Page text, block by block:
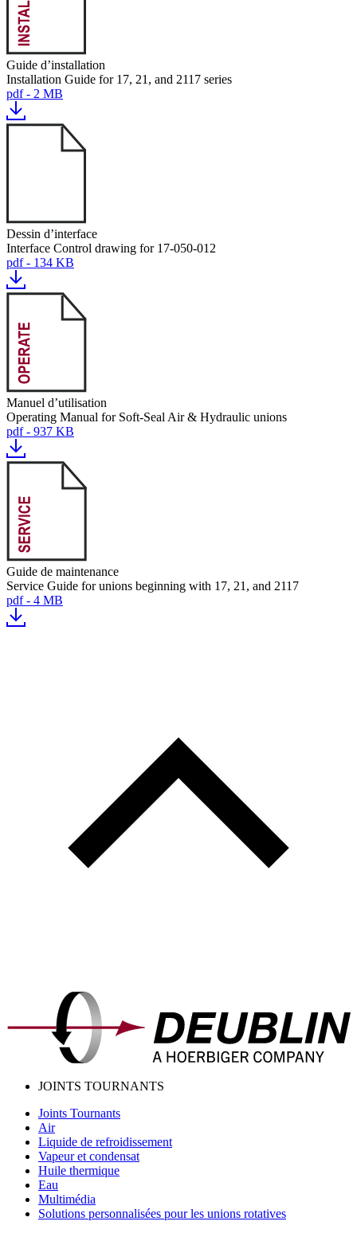
Guide d’installation
Installation Guide for 17, 21, and 2117 series
pdf - 2 MB
Dessin d’interface
Interface Control drawing for 17-050-012
pdf - 134 KB
Manuel d’utilisation
Operating Manual for Soft-Seal Air & Hydraulic unions
pdf - 937 KB
Guide de maintenance
Service Guide for unions beginning with 17, 21, and 2117
pdf - 4 MB
JOINTS TOURNANTS
Joints Tournants
Air
Liquide de refroidissement
Vapeur et condensat
Huile thermique
Eau
Multimédia
Solutions personnalisées pour les unions rotatives